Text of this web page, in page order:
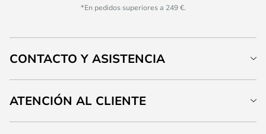
*En pedidos superiores a 249 €.
CONTACTO Y ASISTENCIA
ATENCIÓN AL CLIENTE